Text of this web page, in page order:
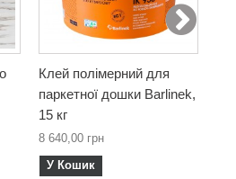
Клей полімерний для
паркетної дошки Barlinek,
15 кг
8 640,00 грн
У Кошик